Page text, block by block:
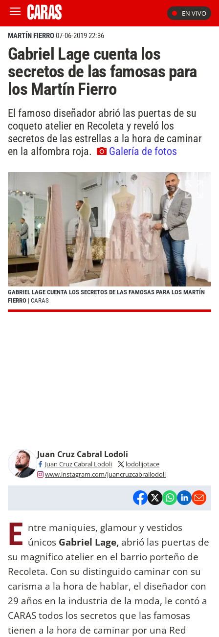
EN VIVO
MARTÍN FIERRO07-06-2019 22:36
Gabriel Lage cuenta los
secretos de las famosas para
los Martín Fierro
El famoso diseñador abrió las puertas de su
coqueto atelier en Recoleta y reveló los
secretos de las estrellas a la hora de caminar
en la alfombra roja.
Galería de fotos
GABRIEL LAGE CUENTA LOS SECRETOS DE LAS FAMOSAS PARA LOS MARTÍN
FIERRO | CARAS
Juan Cruz Cabral Lodoli
Juan Cruz Cabral Lodoli
lodolijotace
www.instagram.com/juancruzcabrallodoli
E ntre maniquies, glamour y vestidos
únicos Gabriel Lage, abrió las puertas de
su magnifico atelier en el barrio porteño de
Recoleta. Con su distinguido caminar con su
carisma a la hora de hablar, el diseñador con
29 años en la industria de la moda, le contó a
CARAS todos los secretos que las famosas
tienen a la hora de caminar por una Red